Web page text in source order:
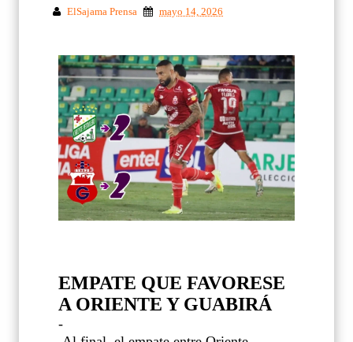
ElSajama Prensa mayo 14, 2026
EMPATE QUE FAVORESE
A ORIENTE Y GUABIRÁ
-